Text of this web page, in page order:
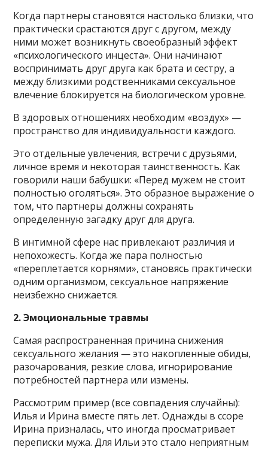
Когда партнеры становятся настолько близки, что
практически срастаются друг с другом, между
ними может возникнуть своеобразный эффект
«психологического инцеста». Они начинают
воспринимать друг друга как брата и сестру, а
между близкими родственниками сексуальное
влечение блокируется на биологическом уровне.
В здоровых отношениях необходим «воздух» —
пространство для индивидуальности каждого.
Это отдельные увлечения, встречи с друзьями,
личное время и некоторая таинственность. Как
говорили наши бабушки: «Перед мужем не стоит
полностью оголяться». Это образное выражение о
том, что партнеры должны сохранять
определенную загадку друг для друга.
В интимной сфере нас привлекают различия и
непохожесть. Когда же пара полностью
«переплетается корнями», становясь практически
одним организмом, сексуальное напряжение
неизбежно снижается.
2. Эмоциональные травмы
Самая распространенная причина снижения
сексуального желания — это накопленные обиды,
разочарования, резкие слова, игнорирование
потребностей партнера или измены.
Рассмотрим пример (все совпадения случайны):
Илья и Ирина вместе пять лет. Однажды в ссоре
Ирина призналась, что иногда просматривает
переписки мужа. Для Ильи это стало неприятным